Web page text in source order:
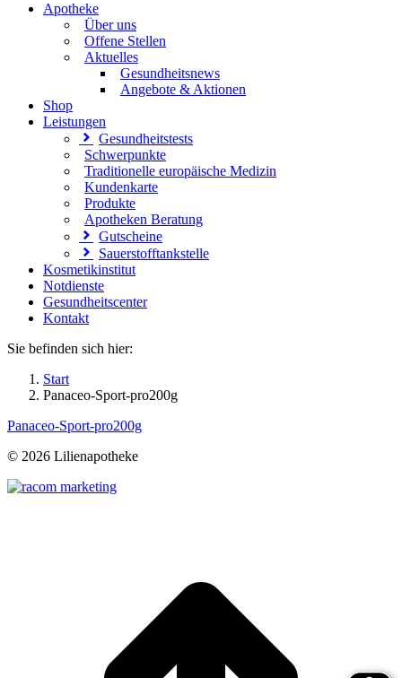
Apotheke
Über uns
Offene Stellen
Aktuelles
Gesundheitsnews
Angebote & Aktionen
Shop
Leistungen
Gesundheitstests
Schwerpunkte
Traditionelle europäische Medizin
Kundenkarte
Produkte
Apotheken Beratung
Gutscheine
Sauerstofftankstelle
Kosmetikinstitut
Notdienste
Gesundheitscenter
Kontakt
Sie befinden sich hier:
Start
Panaceo-Sport-pro200g
Panaceo-Sport-pro200g
© 2026 Lilienapotheke